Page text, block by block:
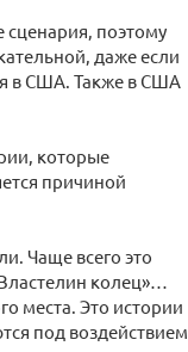
поэтому
даже если
в США. Также в США
которые
причиной
Чаще всего это
колец»…
места. Это истории
под воздействием